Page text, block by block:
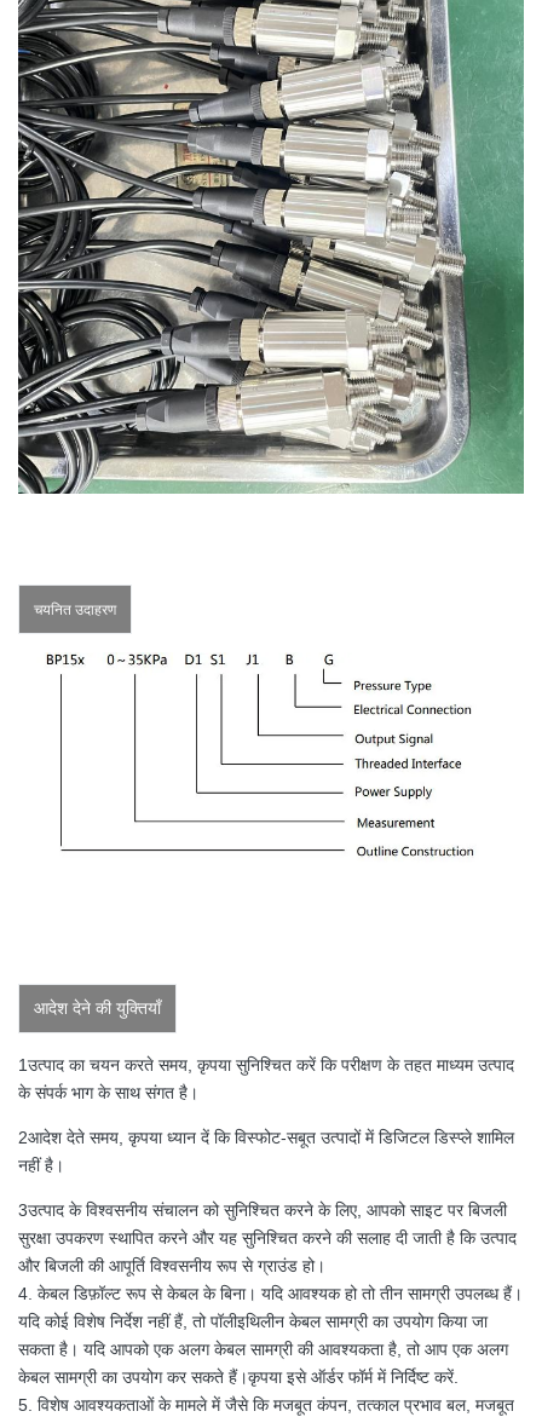
चयनित उदाहरण
आदेश देने की युक्तियाँ
1उत्पाद का चयन करते समय, कृपया सुनिश्चित करें कि परीक्षण के तहत माध्यम उत्पाद
के संपर्क भाग के साथ संगत है।
2आदेश देते समय, कृपया ध्यान दें कि विस्फोट-सबूत उत्पादों में डिजिटल डिस्प्ले शामिल
नहीं है।
3उत्पाद के विश्वसनीय संचालन को सुनिश्चित करने के लिए, आपको साइट पर बिजली
सुरक्षा उपकरण स्थापित करने और यह सुनिश्चित करने की सलाह दी जाती है कि उत्पाद
और बिजली की आपूर्ति विश्वसनीय रूप से ग्राउंड हो।
4. केबल डिफ़ॉल्ट रूप से केबल के बिना। यदि आवश्यक हो तो तीन सामग्री उपलब्ध हैं।
यदि कोई विशेष निर्देश नहीं हैं, तो पॉलीइथिलीन केबल सामग्री का उपयोग किया जा
सकता है। यदि आपको एक अलग केबल सामग्री की आवश्यकता है, तो आप एक अलग
केबल सामग्री का उपयोग कर सकते हैं।कृपया इसे ऑर्डर फॉर्म में निर्दिष्ट करें.
5. विशेष आवश्यकताओं के मामले में जैसे कि मजबूत कंपन, तत्काल प्रभाव बल, मजबूत